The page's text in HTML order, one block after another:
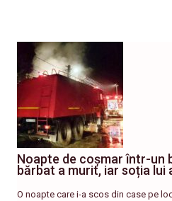
Noapte de coșmar într-un
bărbat a murit, iar soția lui
O noapte care i-a scos din case pe